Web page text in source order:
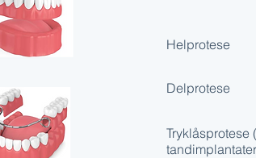
Helprotese
Delprotese
Tryklåsprotese